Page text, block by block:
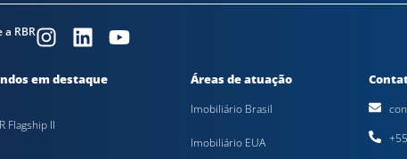
a RBR
em destaque
Flagship II
Áreas de atuação
Imobiliário Brasil
Imobiliário EUA